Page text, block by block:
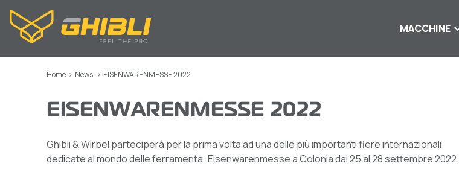
MACCHINE
Home > News > EISENWARENMESSE 2022
EISENWARENMESSE 2022
Ghibli & Wirbel parteciperà per la prima volta ad una delle più importanti fiere internazionali
dedicate al mondo delle ferramenta: Eisenwarenmesse a Colonia dal 25 al 28 settembre 2022.